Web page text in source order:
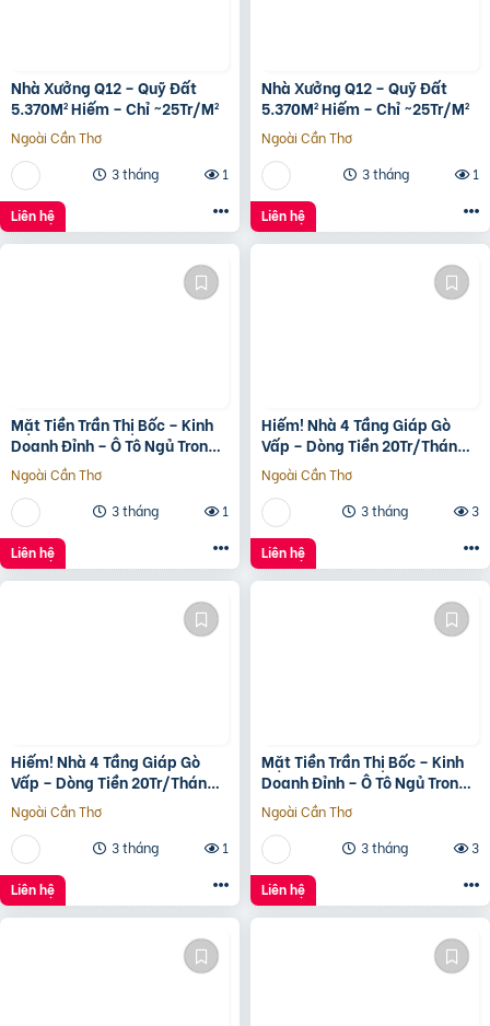
Nhà Xưởng Q12 – Quỹ Đất
5.370M² Hiếm – Chỉ ~25Tr/M²
Ngoài Cần Thơ
3 tháng
1
Liên hệ
Nhà Xưởng Q12 – Quỹ Đất
5.370M² Hiếm – Chỉ ~25Tr/M²
Ngoài Cần Thơ
3 tháng
1
Liên hệ
Mặt Tiền Trần Thị Bốc – Kinh
Doanh Đỉnh – Ô Tô Ngủ Trong
Nhà
Ngoài Cần Thơ
3 tháng
1
Liên hệ
Hiếm! Nhà 4 Tầng Giáp Gò
Vấp – Dòng Tiền 20Tr/Tháng
– Tương Lai Ra Mặt Tiền 12M
Ngoài Cần Thơ
3 tháng
3
Liên hệ
Hiếm! Nhà 4 Tầng Giáp Gò
Vấp – Dòng Tiền 20Tr/Tháng
– Tương Lai Ra Mặt Tiền 12M
Ngoài Cần Thơ
3 tháng
1
Liên hệ
Mặt Tiền Trần Thị Bốc – Kinh
Doanh Đỉnh – Ô Tô Ngủ Trong
Nhà
Ngoài Cần Thơ
3 tháng
3
Liên hệ